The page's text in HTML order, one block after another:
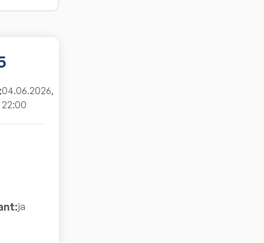
04.06.2026,
22:00
ja